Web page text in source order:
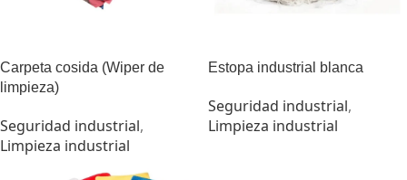
Carpeta cosida (Wiper de
limpieza)
Seguridad industrial,
Limpieza industrial
Estopa industrial blanca
Seguridad industrial,
Limpieza industrial